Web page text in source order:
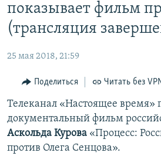
содержанию
Вернутся
главной
Вернутся
поиску
11 ЛЕТ ОККУПАЦИИ КРЫМА. 11
ВОДА
ЕЩЕ
ИНТЕРАКТИВ
ИНФОГРАФИКА
ТЕЛЕПРОЕКТ КРЫМ.РЕАЛИИ
СОВЕТЫ ПРАВОЗАЩИТНИКОВ
РАДІО СВОБОДА
КАК ОБОЙТИ БЛОКИРОВКУ
Українською
Qırımtatar
показывает фильм
(трансляция
25 мая 2018, 21:59
Поделиться Читать без
Телеканал «Настоящее время»
документальный фильм
Аскольда Курова «Процесс:
против Олега Сенцова».